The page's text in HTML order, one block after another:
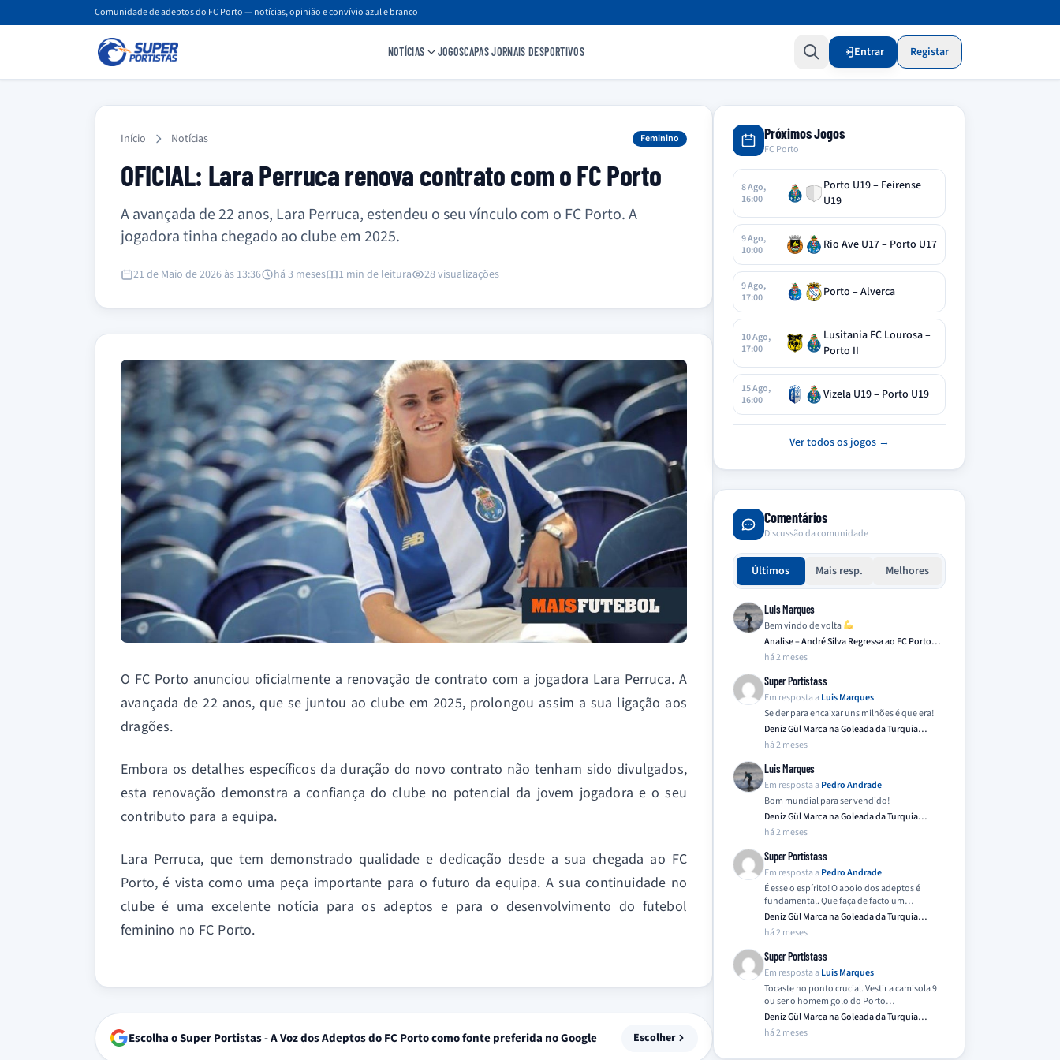
Comunidade de adeptos do FC Porto — notícias, opinião e convívio azul e branco
NOTÍCIAS JOGOSCAPAS JORNAIS DESPORTIVOS Entrar Registar
Início Notícias Feminino
OFICIAL: Lara Perruca renova contrato com o FC Porto
A avançada de 22 anos, Lara Perruca, estendeu o seu vínculo com o FC Porto. A
jogadora tinha chegado ao clube em 2025.
21 de Maio de 2026 às 13:36 há 3 meses 1 min de leitura 28 visualizações
O FC Porto anunciou oficialmente a renovação de contrato com a jogadora Lara Perruca. A
avançada de 22 anos, que se juntou ao clube em 2025, prolongou assim a sua ligação aos
dragões.
Embora os detalhes específicos da duração do novo contrato não tenham sido divulgados,
esta renovação demonstra a confiança do clube no potencial da jovem jogadora e o seu
contributo para a equipa.
Lara Perruca, que tem demonstrado qualidade e dedicação desde a sua chegada ao FC
Porto, é vista como uma peça importante para o futuro da equipa. A sua continuidade no
clube é uma excelente notícia para os adeptos e para o desenvolvimento do futebol
feminino no FC Porto.
Escolha o Super Portistas - A Voz dos Adeptos do FC Porto como fonte preferida no Google Escolher
Próximos Jogos
FC Porto
8 Ago,
16:00
Porto U19 – Feirense
U19
9 Ago,
10:00
Rio Ave U17 – Porto U17
9 Ago,
17:00
Porto – Alverca
10 Ago,
17:00
Lusitania FC Lourosa –
Porto II
15 Ago,
16:00
Vizela U19 – Porto U19
Ver todos os jogos →
Comentários
Discussão da comunidade
Últimos Mais resp. Melhores
Luis Marques
Bem vindo de volta
Analise – André Silva Regressa ao FC Porto…
há 2 meses
Super Portistass
Em resposta a Luis Marques
Se der para encaixar uns milhões é que era!
Deniz Gül Marca na Goleada da Turquia
Frente…
há 2 meses
Luis Marques
Em resposta a Pedro Andrade
Bom mundial para ser vendido!
Deniz Gül Marca na Goleada da Turquia
Frente…
há 2 meses
Super Portistass
Em resposta a Pedro Andrade
É esse o espírito! O apoio dos adeptos é
fundamental. Que faça de facto um…
Deniz Gül Marca na Goleada da Turquia
Frente…
há 2 meses
Super Portistass
Em resposta a Luis Marques
Tocaste no ponto crucial. Vestir a camisola 9
ou ser o homem golo do Porto…
Deniz Gül Marca na Goleada da Turquia
Frente…
há 2 meses